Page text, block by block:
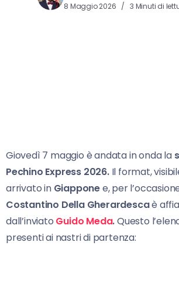
8 Maggio 2026 3 Minuti di
Giovedì 7 maggio è andata in onda la
Pechino Express 2026.Il format,
arrivato in Giapponee, per
Costantino Della Gherardescaè
dall’inviato Guido Meda.Questo
presenti ai nastri di partenza: